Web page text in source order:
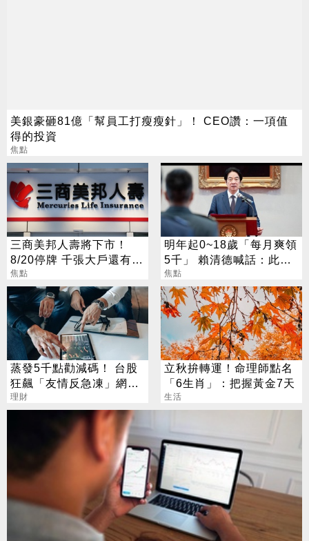
美銀豪砸81億「幫員工打瘦瘦針」！ CEO讚：一項值
得的投資
焦點
三商美邦人壽將下市！
8/20停牌 千張大戶還有
252人
焦點
明年起0~18歲「每月爽領
5千」 賴清德喊話：此時
不生待何時
焦點
蒸發5千點勸減碼！ 台股
狂飆「友情反急凍」網
嘆：少管閒事
理財
立秋拚轉運！命理師點名
「6生肖」：把握黃金7天
生活